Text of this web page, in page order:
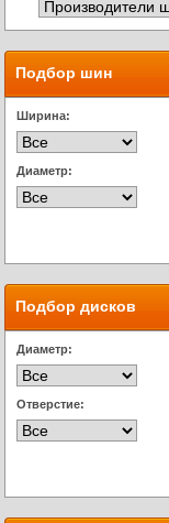
Подбор шин
Ширина:
Диаметр:
Подбор дисков
Диаметр:
Отверстие: